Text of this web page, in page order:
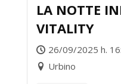
LA NOTTE
VITALITY
26/09/2025 h.
Urbino